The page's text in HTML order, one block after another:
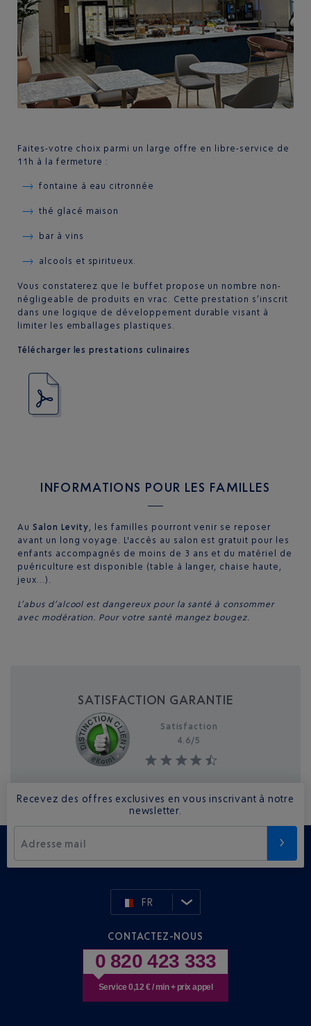
Faites-votre choix parmi un large offre en libre-service de
11h à la fermeture :
fontaine à eau citronnée
thé glacé maison
bar à vins
alcools et spiritueux.
Vous constaterez que le buffet propose un nombre non-
négligeable de produits en vrac. Cette prestation s’inscrit
dans une logique de développement durable visant à
limiter les emballages plastiques.
Télécharger les prestations culinaires
INFORMATIONS POUR LES FAMILLES
Au Salon Levity, les familles pourront venir se reposer
avant un long voyage. L'accès au salon est gratuit pour les
enfants accompagnés de moins de 3 ans et du matériel de
puériculture est disponible (table à langer, chaise haute,
jeux…).
L’abus d’alcool est dangereux pour la santé à consommer
avec modération. Pour votre santé mangez bougez.
SATISFACTION GARANTIE
Satisfaction
4.6/5
Recevez des offres exclusives en vous inscrivant à notre
newsletter.
Adresse mail
FR
CONTACTEZ-NOUS
0 820 423 333
Service 0,12 € / min + prix appel